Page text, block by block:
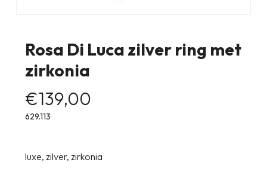
Rosa Di Luca zilver ring met
zirkonia
€139,00
629.113
luxe, zilver, zirkonia